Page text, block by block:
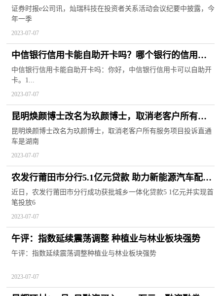
增速
证券时报e公司讯，灿瑞科技在投资者关系活动会议纪要中披露，今
年一季
2023-07-07
中信银行信用卡能自助开卡吗？哪个银行的信用卡
最好申请？
中信银行信用卡能自助开卡吗：你好，中信银行信用卡可以自助开
卡。1...
2023-07-07
昆明焕颜博士改名为玖颜博士，取消老客户所有服
务项目
昆明焕颜博士改名为玖颜博士，取消老客户所有服务项目投诉直通
车是湖南
2023-07-07
农发行莆田市分行5.1亿元贷款 助力新能源汽车配套
产业园建设
近日，农发行莆田市分行成功获批城乡一体化贷款5 1亿元并实现首
笔投放6
2023-07-07
午评：指数延续震荡调整 种植业与林业板块强势
午评：指数延续震荡调整种植业与林业板块强势
2023-07-07